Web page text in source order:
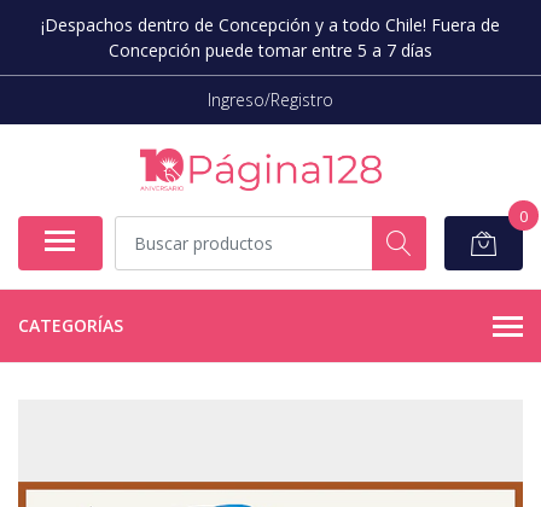
¡Despachos dentro de Concepción y a todo Chile! Fuera de
Concepción puede tomar entre 5 a 7 días
Ingreso/Registro
0
CATEGORÍAS